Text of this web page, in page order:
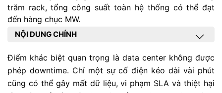
trăm rack, tổng công suất toàn hệ thống có thể đạt
đến hàng chục MW.
NỘI DUNG CHÍNH
Điểm khác biệt quan trọng là data center không được
phép downtime. Chỉ một sự cố điện kéo dài vài phút
cũng có thể gây mất dữ liệu, vi phạm SLA và thiệt hại